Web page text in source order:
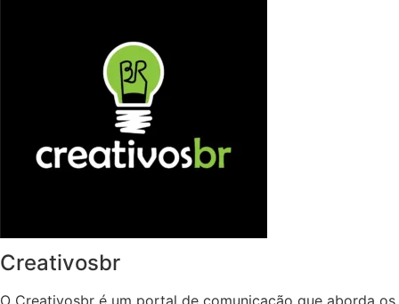
Creativosbr
O Creativosbr é um portal de comunicação que aborda os